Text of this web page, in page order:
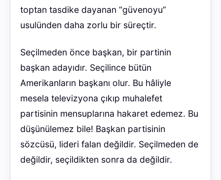
toptan tasdike dayanan “güvenoyu”
usulünden daha zorlu bir süreçtir.
Seçilmeden önce başkan, bir partinin
başkan adayıdır. Seçilince bütün
Amerikanların başkanı olur. Bu hâliyle
mesela televizyona çıkıp muhalefet
partisinin mensuplarına hakaret edemez. Bu
düşünülemez bile! Başkan partisinin
sözcüsü, lideri falan değildir. Seçilmeden de
değildir, seçildikten sonra da değildir.